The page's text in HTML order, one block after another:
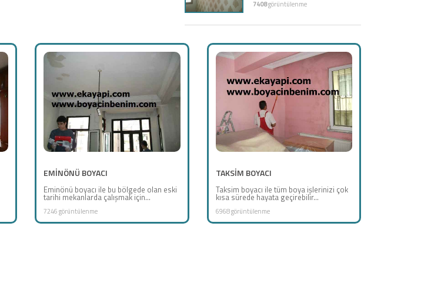
7408görüntülenme
EMİNÖNÜ BOYACI
Eminönü boyacı ile bu bölgede olan eski
tarihi mekanlarda çalışmak için...
7246 görüntülenme
TAKSİM BOYACI
Taksim boyacı ile tüm boya işlerinizi çok
kısa sürede hayata geçirebilir...
6968 görüntülenme